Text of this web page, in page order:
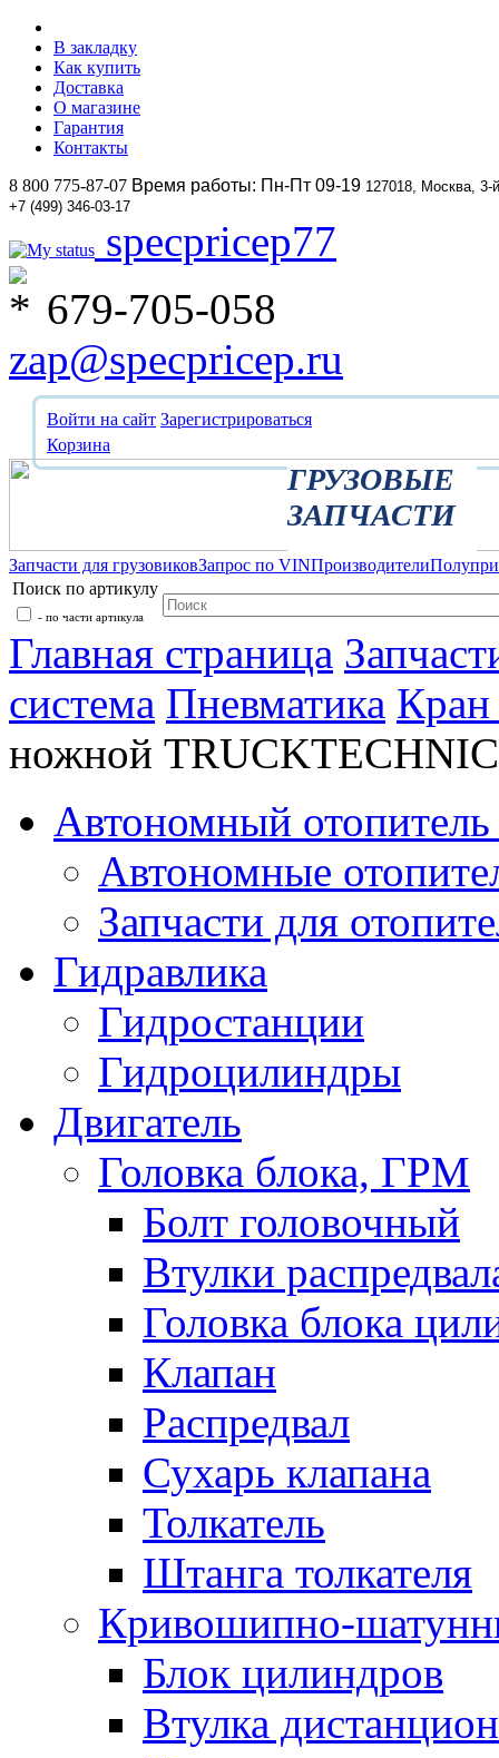
В закладку
Как купить
Доставка
О магазине
Гарантия
Контакты
8 800 775-87-07 Время работы: Пн-Пт 09-19 127018, Москва,
+7 (499) 346-03-17
specpricep77
679-705-058
zap@specpricep.ru
Войти на сайт Зарегистрироваться
Корзина
ГРУЗОВЫЕ
ЗАПЧАСТИ
Запчасти для грузовиковЗапрос по VINПроизводители
Поиск по артикулу
- по части артикула
Главная страница
система Пневматика Кран
ножной
Автономный отопитель
Автономные
Запчасти для
Гидравлика
Гидростанции
Гидроцилиндры
Двигатель
Головка блока, ГРМ
Болт головочный
Втулки
Головка блока
Клапан
Распредвал
Сухарь клапана
Толкатель
Штанга толкателя
Кривошипно-
Блок цилиндров
Втулка